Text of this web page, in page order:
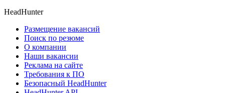
HeadHunter
Размещение вакансий
Поиск по резюме
О компании
Наши вакансии
Реклама на сайте
Требования к ПО
Безопасный HeadHunter